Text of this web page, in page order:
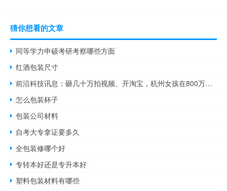
猜你想看的文章
同等学力申硕考研考察哪些方面
红酒包装尺寸
前沿科技讯息：砸几十万拍视频、开淘宝，杭州女孩在800万人围观下“晒”爸爸
怎么包装杯子
包装公司材料
自考大专拿证要多久
全包装修哪个好
专转本好还是专升本好
塑料包装材料有哪些